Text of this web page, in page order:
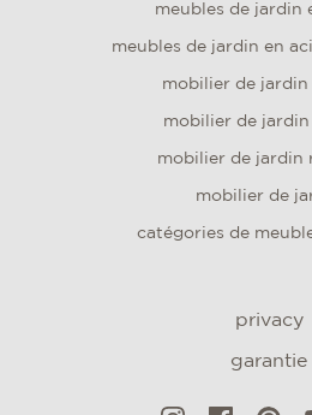
meubles de jardin
meubles de jardin en
mobilier de jardin
mobilier de jardin
mobilier de jardin
mobilier de
catégories de
privacy
garantie